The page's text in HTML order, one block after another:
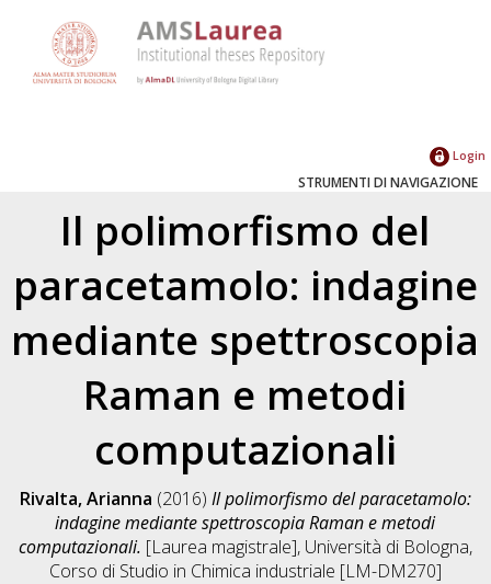
Login
STRUMENTI DI NAVIGAZIONE
Il polimorfismo del
paracetamolo: indagine
mediante spettroscopia
Raman e metodi
computazionali
Rivalta, Arianna (2016) Il polimorfismo del paracetamolo:
indagine mediante spettroscopia Raman e metodi
computazionali. [Laurea magistrale], Università di Bologna,
Corso di Studio in Chimica industriale [LM-DM270]